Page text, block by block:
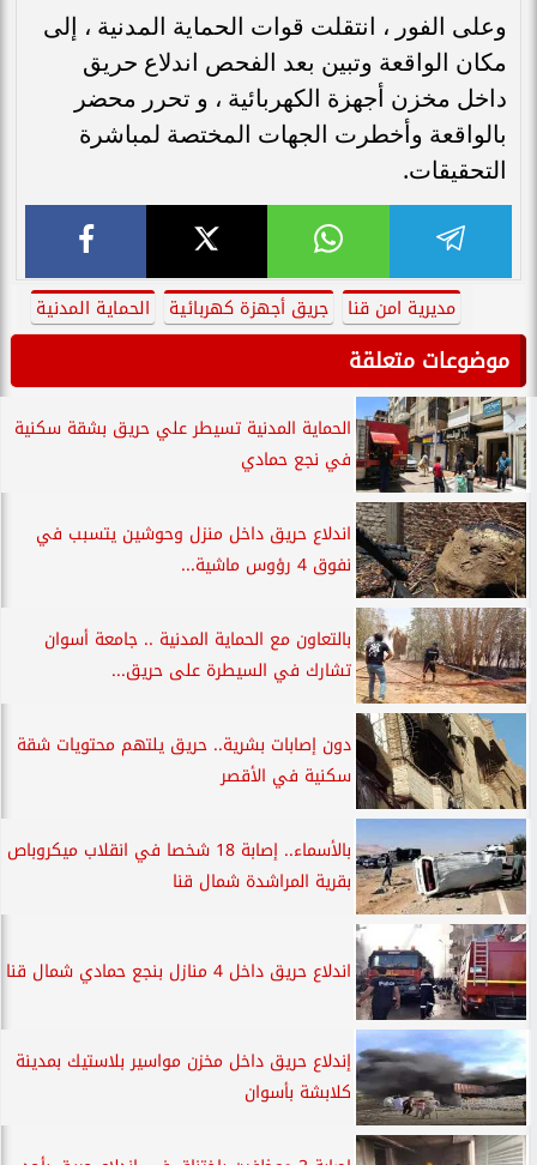
وعلى الفور ، انتقلت قوات الحماية المدنية ، إلى
مكان الواقعة وتبين بعد الفحص اندلاع حريق
داخل مخزن أجهزة الكهربائية ، و تحرر محضر
بالواقعة وأخطرت الجهات المختصة لمباشرة
التحقيقات.
مديرية امن قنا جريق أجهزة كهربائية الحماية المدنية
موضوعات متعلقة
الحماية المدنية تسيطر علي حريق بشقة سكنية
في نجع حمادي
اندلاع حريق داخل منزل وحوشين يتسبب في
نفوق 4 رؤوس ماشية...
بالتعاون مع الحماية المدنية .. جامعة أسوان
تشارك في السيطرة على حريق...
دون إصابات بشرية.. حريق يلتهم محتويات شقة
سكنية في الأقصر
بالأسماء.. إصابة 18 شخصا في انقلاب ميكروباص
بقرية المراشدة شمال قنا
اندلاع حريق داخل 4 منازل بنجع حمادي شمال قنا
إندلاع حريق داخل مخزن مواسير بلاستيك بمدينة
كلابشة بأسوان